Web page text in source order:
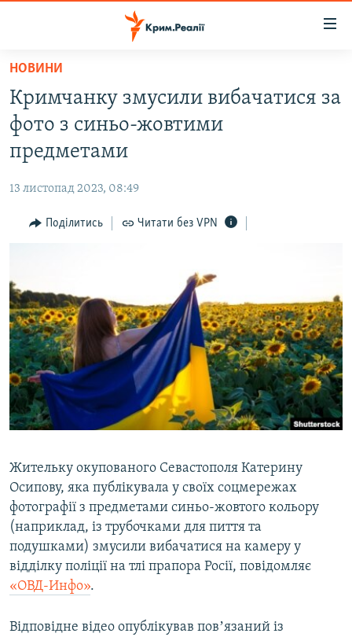
Перейти
основного
матеріалу
Перейти
до
основної
Перейти
ВОДА.КРИМ
ВІДЕО ТА ФОТО
БЛОГИ
ПОГЛЯД
ВСЕ ЗА ДЕНЬ
СПЕЦПРОЕКТИ
ДЕПОРТАЦІЯ
ВІДЕОУРОКИ «ELIFBE»
СВІДЧЕННЯ ОКУПАЦІЇ
УКРАЇНСЬКА ПРОБЛЕМА КРИМУ
ЯК ОБІЙТИ БЛОКУВАННЯ
Русский
Qırımtatar
Усі сайти RFE/RL
НОВИНИ
Кримчанку змусили вибачатися за
фото з синьо-жовтими
предметами
13 листопад 2023, 08:49
Поділитись Читати без VPN
Жительку окупованого Севастополя Катерину
Осипову, яка публікувала у своїх соцмережах
фотографії з предметами синьо-жовтого кольору
(наприклад, із трубочками для пиття та
подушками) змусили вибачатися на камеру у
відділку поліції на тлі прапора Росії, повідомляє
«ОВД-Инфо».
Відповідне відео опублікував повʼязаний із